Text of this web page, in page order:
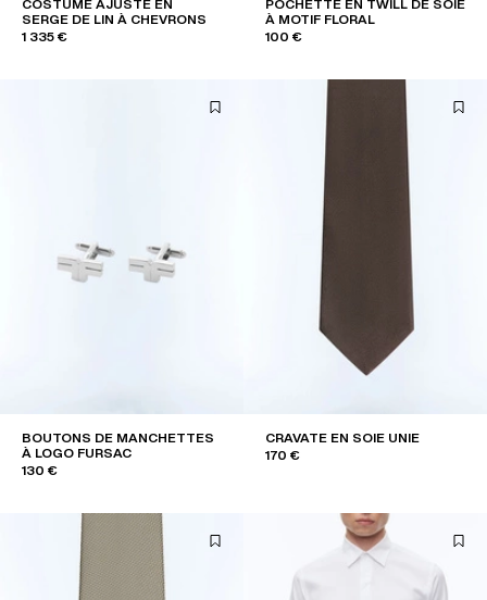
COSTUME AJUSTÉ EN
SERGE DE LIN À CHEVRONS
1 335 €
POCHETTE EN TWILL DE SOIE
À MOTIF FLORAL
100 €
BOUTONS DE MANCHETTES
À LOGO FURSAC
130 €
CRAVATE EN SOIE UNIE
170 €